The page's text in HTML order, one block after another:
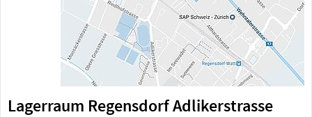
Lagerraum Regensdorf Adlikerstrasse